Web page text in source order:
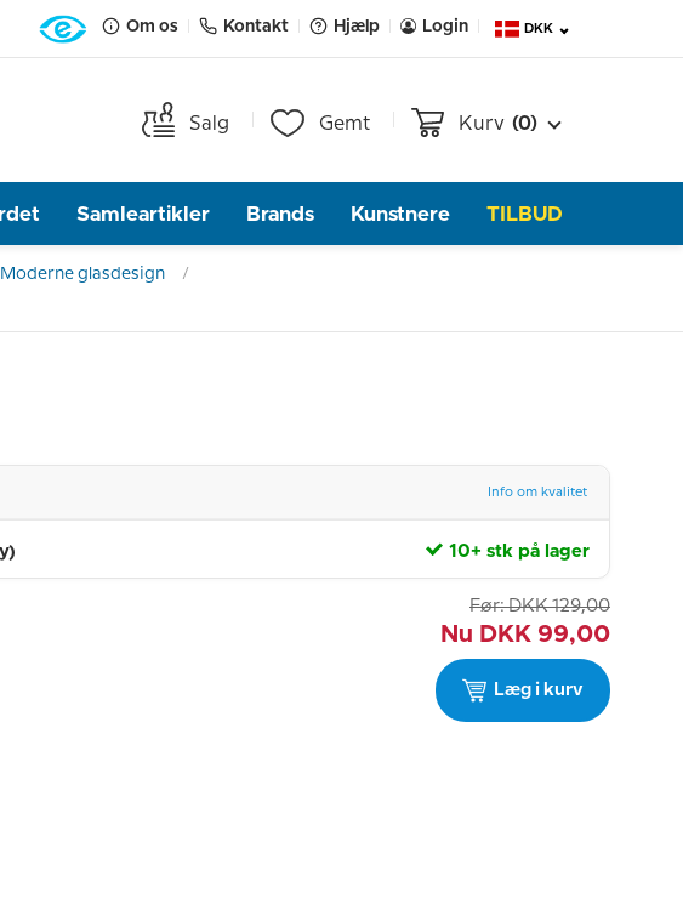
Om os Kontakt Hjælp Login DKK
Salg Gemt Kurv (0)
Samleartikler Brands Kunstnere TILBUD
glasdesign
Info om kvalitet
10+ stk på lager
Før: DKK 129,00
Nu DKK 99,00
Læg i kurv